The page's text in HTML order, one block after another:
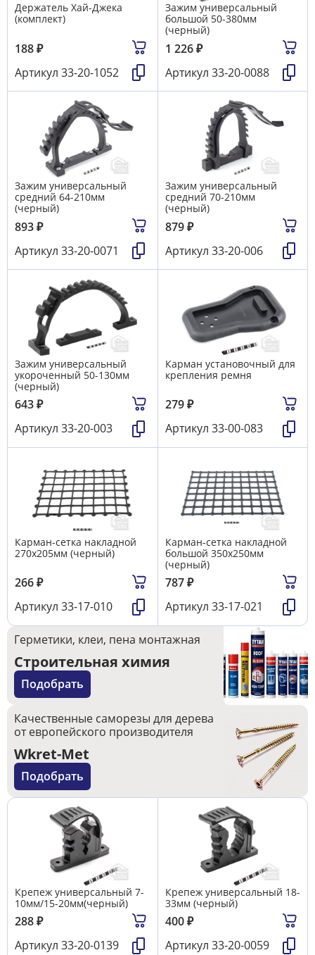
Держатель Хай-Джека
(комплект)
188₽
Артикул 33-20-1052
Зажим универсальный
большой 50-380мм
(черный)
1 226₽
Артикул 33-20-0088
Зажим универсальный
средний 64-210мм
(черный)
893₽
Артикул 33-20-0071
Зажим универсальный
средний 70-210мм
(черный)
879₽
Артикул 33-20-006
Зажим универсальный
укороченный 50-130мм
(черный)
643₽
Артикул 33-20-003
Карман установочный для
крепления ремня
279₽
Артикул 33-00-083
Карман-сетка накладной
270х205мм (черный)
266₽
Артикул 33-17-010
Карман-сетка накладной
большой 350х250мм
(черный)
787₽
Артикул 33-17-021
Герметики, клеи, пена монтажная
Строительная химия
Подобрать
Качественные саморезы для дерева
от европейского производителя
Wkret-Met
Подобрать
Крепеж универсальный 7-
10мм/15-20мм(черный)
288₽
Артикул 33-20-0139
Крепеж универсальный 18-
33мм (черный)
400₽
Артикул 33-20-0059